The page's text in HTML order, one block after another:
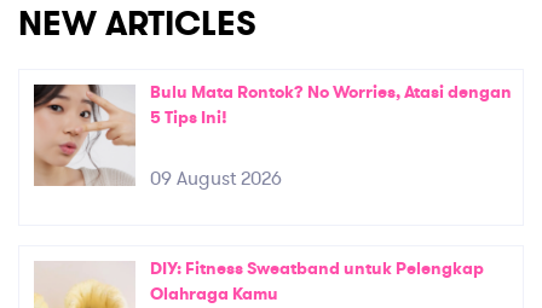
NEW ARTICLES
Bulu Mata Rontok? No Worries, Atasi dengan
5 Tips Ini!
09 August 2026
DIY: Fitness Sweatband untuk Pelengkap
Olahraga Kamu